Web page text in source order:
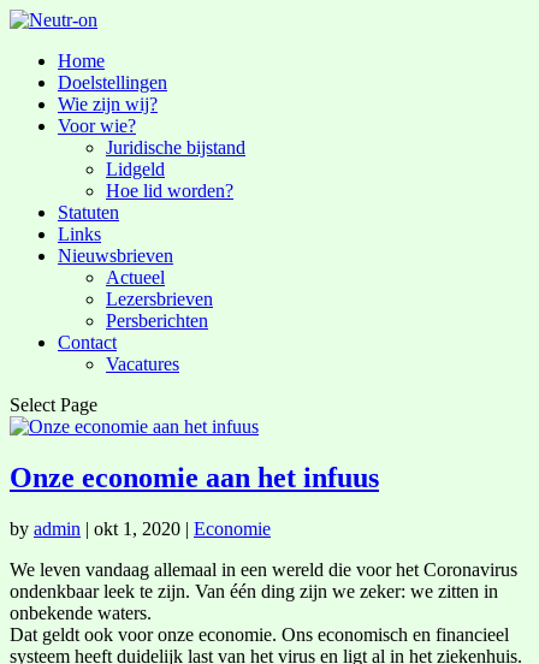
Home
Doelstellingen
Wie zijn wij?
Voor wie?
Juridische bijstand
Lidgeld
Hoe lid worden?
Statuten
Links
Nieuwsbrieven
Actueel
Lezersbrieven
Persberichten
Contact
Vacatures
Select Page
Onze economie aan het infuus
by admin | okt 1, 2020 | Economie
We leven vandaag allemaal in een wereld die voor het Coronavirus
ondenkbaar leek te zijn. Van één ding zijn we zeker: we zitten in
onbekende waters.
Dat geldt ook voor onze economie. Ons economisch en financieel
systeem heeft duidelijk last van het virus en ligt al in het ziekenhuis.